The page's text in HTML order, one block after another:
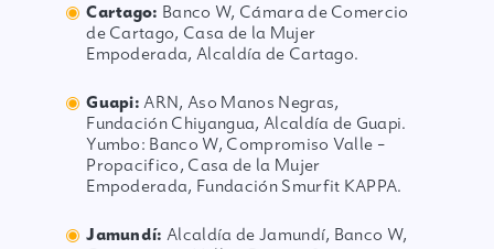
Cartago: Banco W, Cámara de Comercio
de Cartago, Casa de la Mujer
Empoderada, Alcaldía de Cartago.
Guapi: ARN, Aso Manos Negras,
Fundación Chiyangua, Alcaldía de Guapi.
Yumbo: Banco W, Compromiso Valle –
Propacifico, Casa de la Mujer
Empoderada, Fundación Smurfit KAPPA.
Jamundí: Alcaldía de Jamundí, Banco W,